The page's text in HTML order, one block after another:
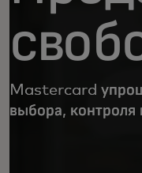
Mastercard
выбора, контроля